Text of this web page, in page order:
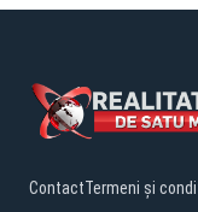
ContactTermeni și